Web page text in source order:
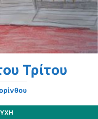
Τρίτου